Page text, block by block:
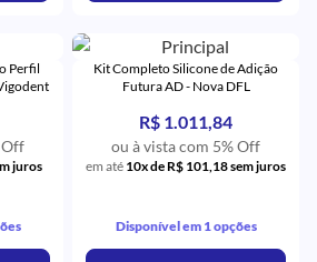
Perfil
Off
juros
Kit Completo Silicone de Adição
Futura AD - Nova DFL
R$ 1.011,84
ou à vista com 5% Off
em até 10x de R$ 101,18 sem juros
Disponível em 1 opções